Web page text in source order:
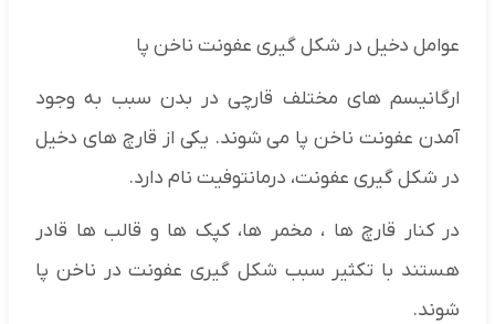
عوامل دخیل در شکل گیری عفونت ناخن پا
ارگانیسم های مختلف قارچی در بدن سبب به وجود
آمدن عفونت ناخن پا می شوند. یکی از قارچ های دخیل
در شکل گیری عفونت، درمانتوفیت نام دارد.
در کنار قارچ ها ، مخمر ها، کپک ها و قالب ها قادر
هستند با تکثیر سبب شکل گیری عفونت در ناخن پا
شوند.